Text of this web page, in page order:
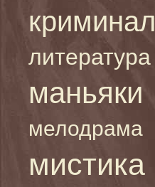
криминал
литература
маньяки
мелодрама
мистика